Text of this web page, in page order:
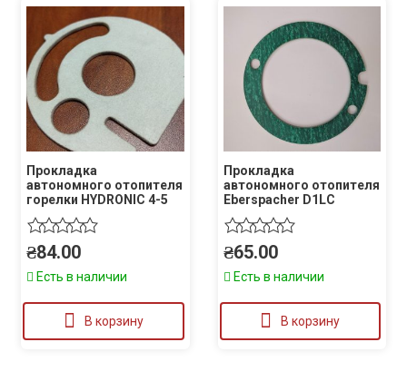
Прокладка
автономного отопителя
горелки HYDRONIC 4-5
₴84.00
Есть в наличии
В корзину
Прокладка
автономного отопителя
Eberspacher D1LC
₴65.00
Есть в наличии
В корзину